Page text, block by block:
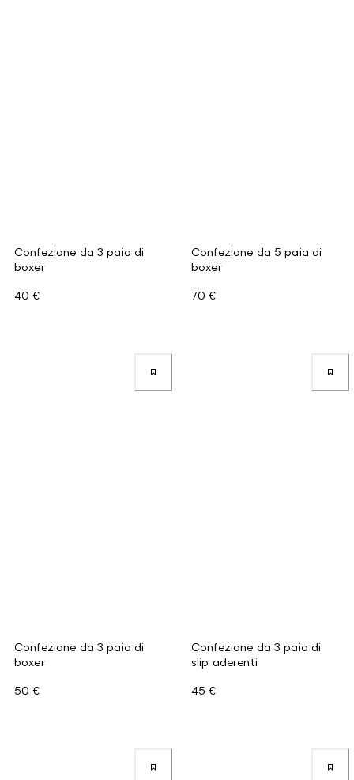
Confezione da 3 paia di
boxer
40 €
Confezione da 5 paia di
boxer
70 €
Confezione da 3 paia di
boxer
50 €
Confezione da 3 paia di
slip aderenti
45 €